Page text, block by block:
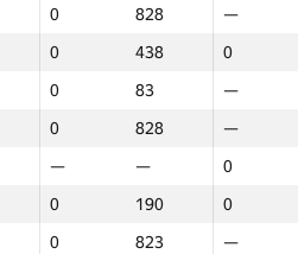
0 828 —
0 438 0
0 83 —
0 828 —
— — 0
0 190 0
0 823 —
1 2
GP30 Орын